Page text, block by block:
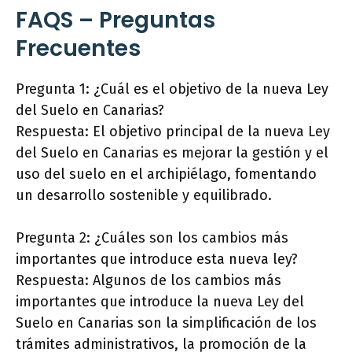
FAQS – Preguntas
Frecuentes
Pregunta 1: ¿Cuál es el objetivo de la nueva Ley
del Suelo en Canarias?
Respuesta: El objetivo principal de la nueva Ley
del Suelo en Canarias es mejorar la gestión y el
uso del suelo en el archipiélago, fomentando
un desarrollo sostenible y equilibrado.
Pregunta 2: ¿Cuáles son los cambios más
importantes que introduce esta nueva ley?
Respuesta: Algunos de los cambios más
importantes que introduce la nueva Ley del
Suelo en Canarias son la simplificación de los
trámites administrativos, la promoción de la